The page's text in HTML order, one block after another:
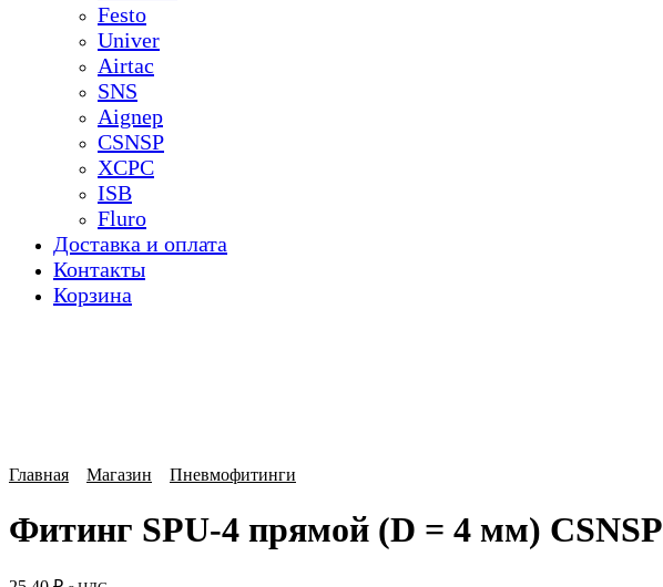
Festo
Univer
Airtac
SNS
Aignep
CSNSP
XCPC
ISB
Fluro
Доставка и оплата
Контакты
Корзина
Главная Магазин Пневмофитинги
Фитинг SPU-4 прямой (D = 4 мм) CSNSP